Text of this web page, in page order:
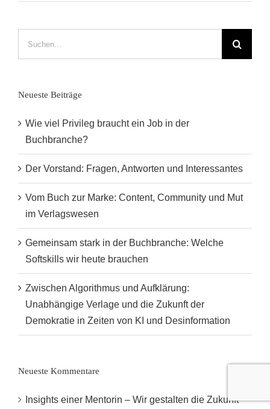
Neueste Beiträge
Wie viel Privileg braucht ein Job in der
Buchbranche?
Der Vorstand: Fragen, Antworten und Interessantes
Vom Buch zur Marke: Content, Community und Mut
im Verlagswesen
Gemeinsam stark in der Buchbranche: Welche
Softskills wir heute brauchen
Zwischen Algorithmus und Aufklärung:
Unabhängige Verlage und die Zukunft der
Demokratie in Zeiten von KI und Desinformation
Neueste Kommentare
Insights einer Mentorin – Wir gestalten die Zukunft